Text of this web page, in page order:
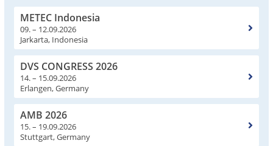
METEC Indonesia
09. – 12.09.2026
Jarkarta, Indonesia
DVS CONGRESS 2026
14. – 15.09.2026
Erlangen, Germany
AMB 2026
15. – 19.09.2026
Stuttgart, Germany